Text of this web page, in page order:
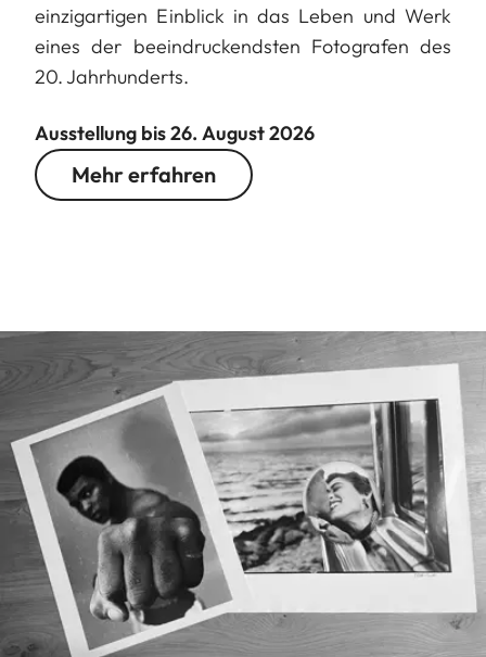
einzigartigen Einblick in das Leben und Werk
eines der beeindruckendsten Fotografen des
20. Jahrhunderts.
Ausstellung bis 26. August 2026
Mehr erfahren